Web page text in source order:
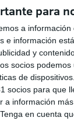
para
a
e información
y
socios
de
socios para que
información
Tenga en cuenta
de los
rival regional de
del Sáhara